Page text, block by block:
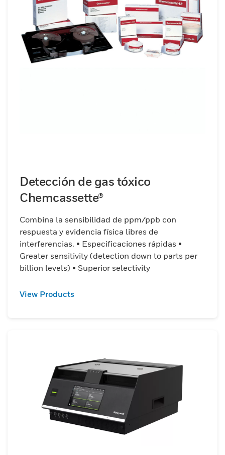
Detección de gas tóxico
Chemcassette®
Combina la sensibilidad de ppm/ppb con
respuesta y evidencia física libres de
interferencias. • Especificaciones rápidas •
Greater sensitivity (detection down to parts per
billion levels) • Superior selectivity
View Products